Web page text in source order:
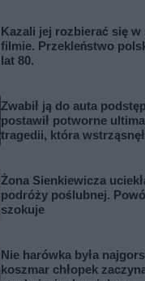
Kazali jej rozbierać się w
filmie. Przekleństwo
lat 80.
Zwabił ją do auta
postawił potworne
tragedii, która
Żona Sienkiewicza
podróży poślubnej.
szokuje
Nie harówka była
koszmar chłopek